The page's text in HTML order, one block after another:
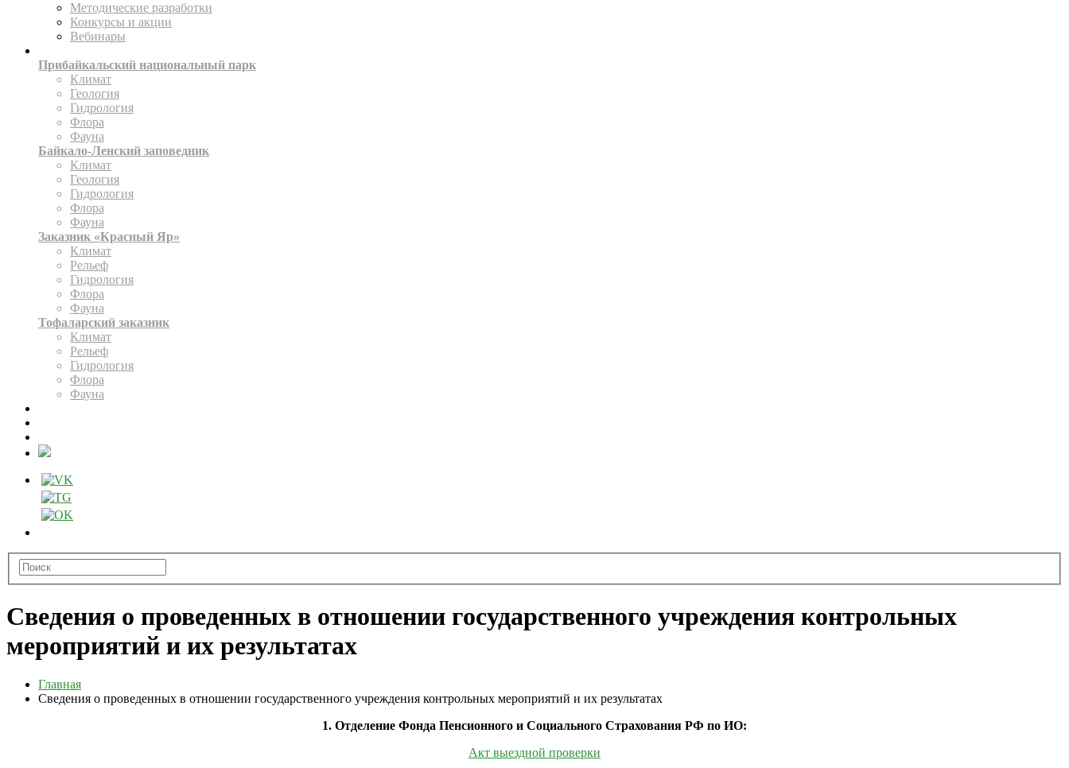
Методические разработки
Конкурсы и акции
Вебинары
Прибайкальский национальный парк
Климат
Геология
Гидрология
Флора
Фауна
Байкало-Ленский заповедник
Климат
Геология
Гидрология
Флора
Фауна
Заказник «Красный Яр»
Климат
Рельеф
Гидрология
Флора
Фауна
Тофаларский заказник
Климат
Рельеф
Гидрология
Флора
Фауна
Сведения о проведенных в отношении государственного учреждения контрольных
мероприятий и их результатах
Главная
Сведения о проведенных в отношении государственного учреждения контрольных мероприятий и их результатах
1. Отделение Фонда Пенсионного и Социального Страхования РФ по ИО:
Акт выездной проверки